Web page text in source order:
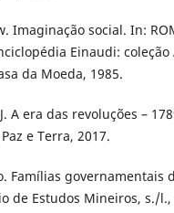
Imaginação social. In:
Einaudi:
da Moeda, 1985.
A era das revoluções –
e Terra, 2017.
Famílias governamentais
de Estudos Mineiros, s./l.,